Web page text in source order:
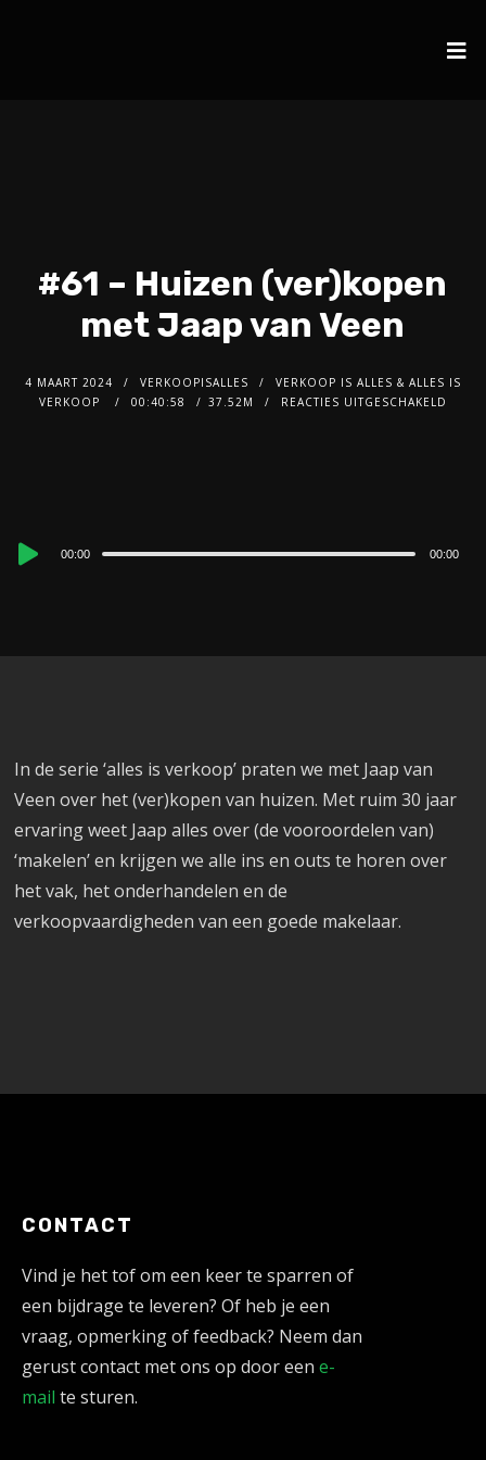
#61 – Huizen (ver)kopen
met Jaap van Veen
4 MAART 2024 VERKOOPISALLES
VERKOOP IS ALLES & ALLES IS
VERKOOP
00:40:58 37.52M REACTIES UITGESCHAKELD
Audio
00:00 00:00
In de serie ‘alles is verkoop’ praten we met Jaap van
Veen over het (ver)kopen van huizen. Met ruim 30 jaar
ervaring weet Jaap alles over (de vooroordelen van)
‘makelen’ en krijgen we alle ins en outs te horen over
het vak, het onderhandelen en de
verkoopvaardigheden van een goede makelaar.
CONTACT
Vind je het tof om een keer te sparren of
een bijdrage te leveren? Of heb je een
vraag, opmerking of feedback? Neem dan
gerust contact met ons op door een e-
mail te sturen.